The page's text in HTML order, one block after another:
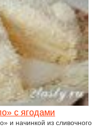
с ягодами
и начинкой из сливочного